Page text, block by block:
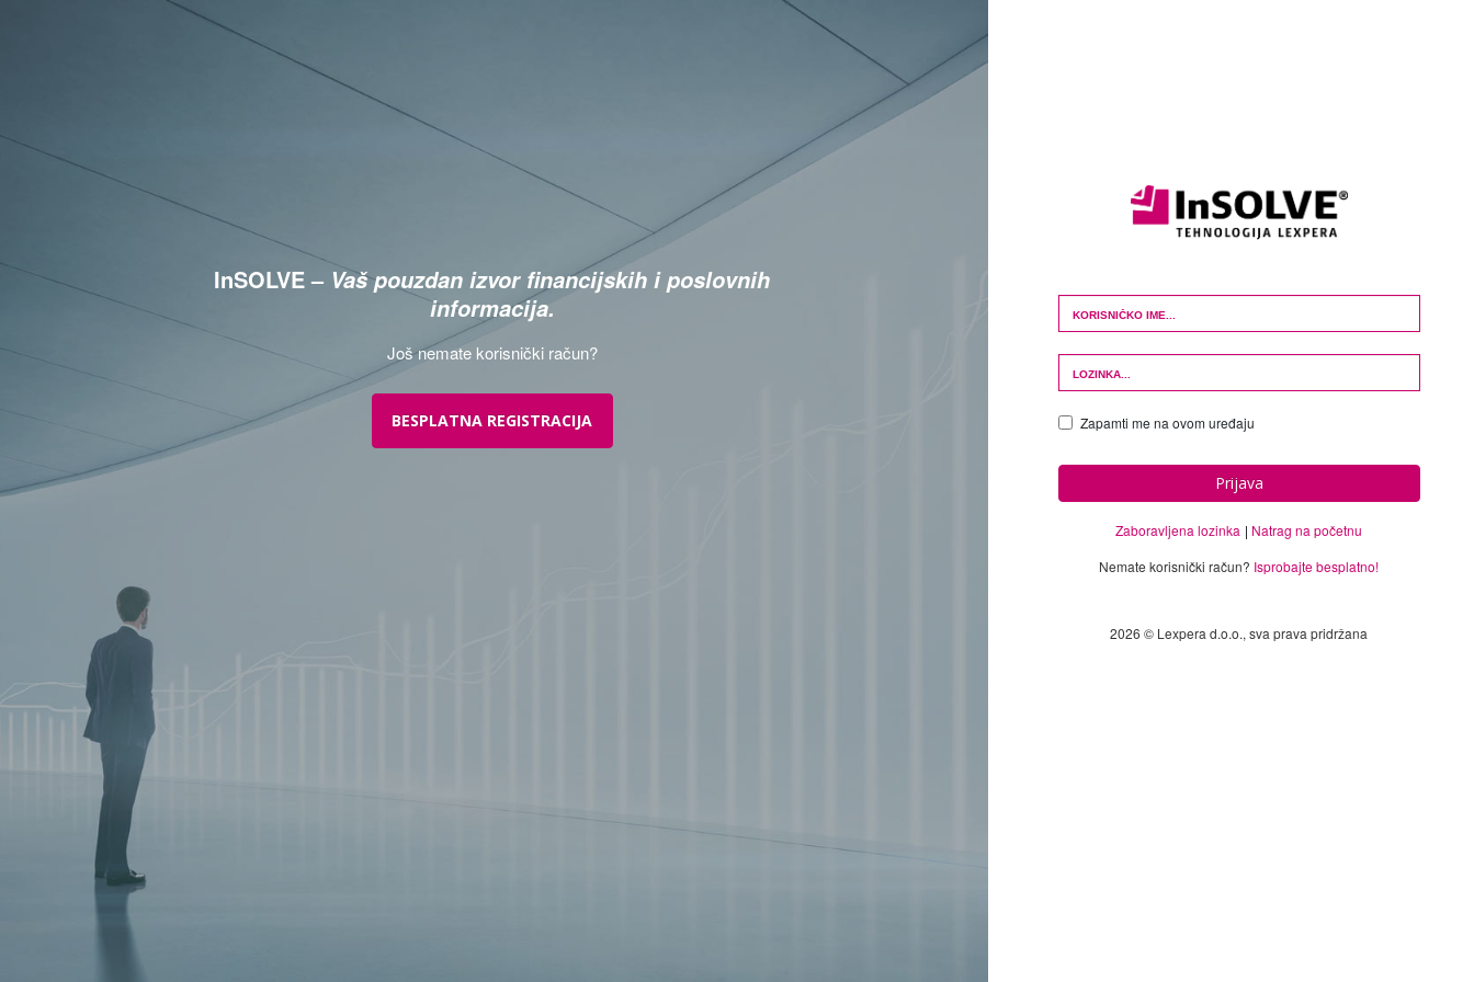
InSOLVE – Vaš pouzdan izvor financijskih i poslovnih
informacija.
Još nemate korisnički račun?
BESPLATNA REGISTRACIJA
Login Form
Zapamti me na ovom uređaju
Prijava
Zaboravljena lozinka
Natrag na početnu
Nemate korisnički račun? Isprobajte besplatno!
2026 © Lexpera d.o.o., sva prava pridržana